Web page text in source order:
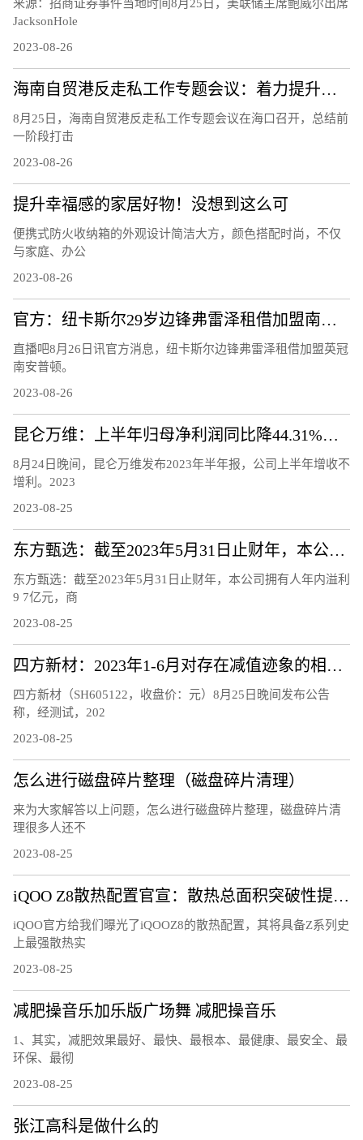
来源：招商证券事件当地时间8月25日，美联储主席鲍威尔出席
JacksonHole
2023-08-26
海南自贸港反走私工作专题会议：着力提升风险识别能力 下好风险防控的“先手棋”
8月25日，海南自贸港反走私工作专题会议在海口召开，总结前
一阶段打击
2023-08-26
提升幸福感的家居好物！没想到这么可
便携式防火收纳箱的外观设计简洁大方，颜色搭配时尚，不仅
与家庭、办公
2023-08-26
官方：纽卡斯尔29岁边锋弗雷泽租借加盟南安普顿
直播吧8月26日讯官方消息，纽卡斯尔边锋弗雷泽租借加盟英冠
南安普顿。
2023-08-26
昆仑万维：上半年归母净利润同比降44.31%，股价年内翻番
8月24日晚间，昆仑万维发布2023年半年报，公司上半年增收不
增利。2023
2023-08-25
东方甄选：截至2023年5月31日止财年，本公司拥有人年内溢利9.7亿元，商品交易总额100亿元
东方甄选：截至2023年5月31日止财年，本公司拥有人年内溢利
9 7亿元，商
2023-08-25
四方新材：2023年1-6月对存在减值迹象的相关资产计提减值准备3027.15万元
四方新材（SH605122，收盘价：元）8月25日晚间发布公告
称，经测试，202
2023-08-25
怎么进行磁盘碎片整理（磁盘碎片清理）
来为大家解答以上问题，怎么进行磁盘碎片整理，磁盘碎片清
理很多人还不
2023-08-25
iQOO Z8散热配置官宣：散热总面积突破性提升25%
iQOO官方给我们曝光了iQOOZ8的散热配置，其将具备Z系列史
上最强散热实
2023-08-25
减肥操音乐加乐版广场舞 减肥操音乐
1、其实，减肥效果最好、最快、最根本、最健康、最安全、最
环保、最彻
2023-08-25
张江高科是做什么的